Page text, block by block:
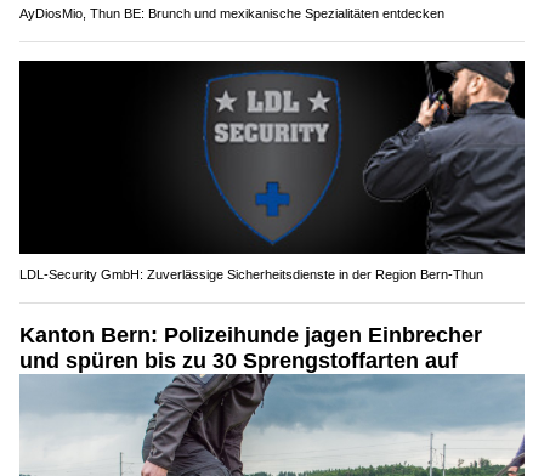
AyDiosMio, Thun BE: Brunch und mexikanische Spezialitäten entdecken
LDL-Security GmbH: Zuverlässige Sicherheitsdienste in der Region Bern-Thun
Kanton Bern: Polizeihunde jagen Einbrecher
und spüren bis zu 30 Sprengstoffarten auf